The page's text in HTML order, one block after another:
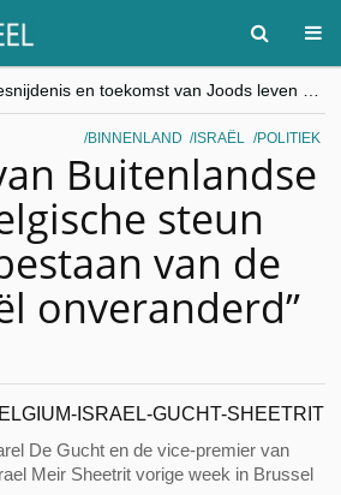
“Besnijdenisdebat toont hoe moeilijk seculiere Westen minderheden begrijpt”, Jinnih Beels (Vooruit)
CITYTRIP | ROEMENIË – Boekarest: de verrassing van Oost-Europa
goKosher lanceert nieuwe website en samenwerking met Mishpacha voor kosher travel en simchas wereldwijd
BINNENLAND ISRAËL POLITIEK
Buitenlandse
steun
van de
onveranderd”
De Gucht en de vice-premier van
Meir Sheetrit vorige week in Brussel